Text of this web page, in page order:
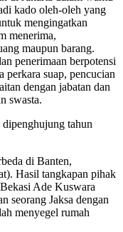
kado oleh-oleh yang
mengingatkan
menerima,
maupun barang.
penerimaan berpotensi
perkara suap, pencucian
dengan jabatan dan
swasta.
tahun
di Banten,
Hasil tangkapan pihak
Ade Kuswara
seorang Jaksa dengan
menyegel rumah